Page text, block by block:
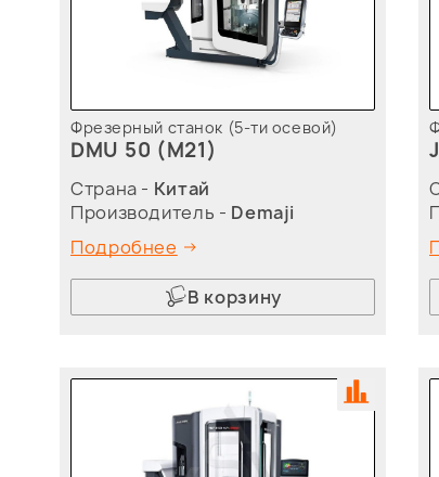
Фрезерный станок (5-ти осевой)
DMU 50 (M21)
Страна - Китай
Производитель - Demaji
Подробнее
В корзину